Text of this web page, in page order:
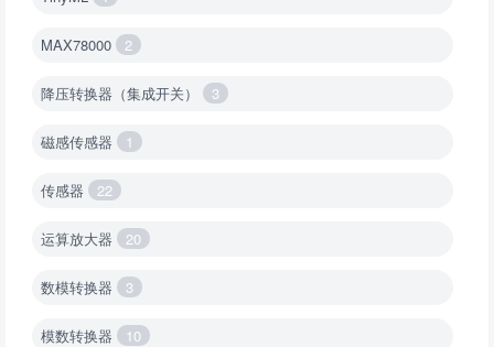
MAX78000 2
降压转换器（集成开关） 3
磁感传感器 1
传感器 22
运算放大器 20
数模转换器 3
模数转换器 10